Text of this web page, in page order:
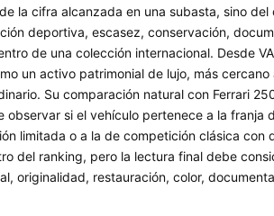
la cifra alcanzada en una subasta, sino
deportiva, escasez, conservación,
de una colección internacional. Desde
un activo patrimonial de lujo, más
Su comparación natural con Ferrari
observar si el vehículo pertenece a la
limitada o a la de competición clásica con
del ranking, pero la lectura final debe
originalidad, restauración, color,